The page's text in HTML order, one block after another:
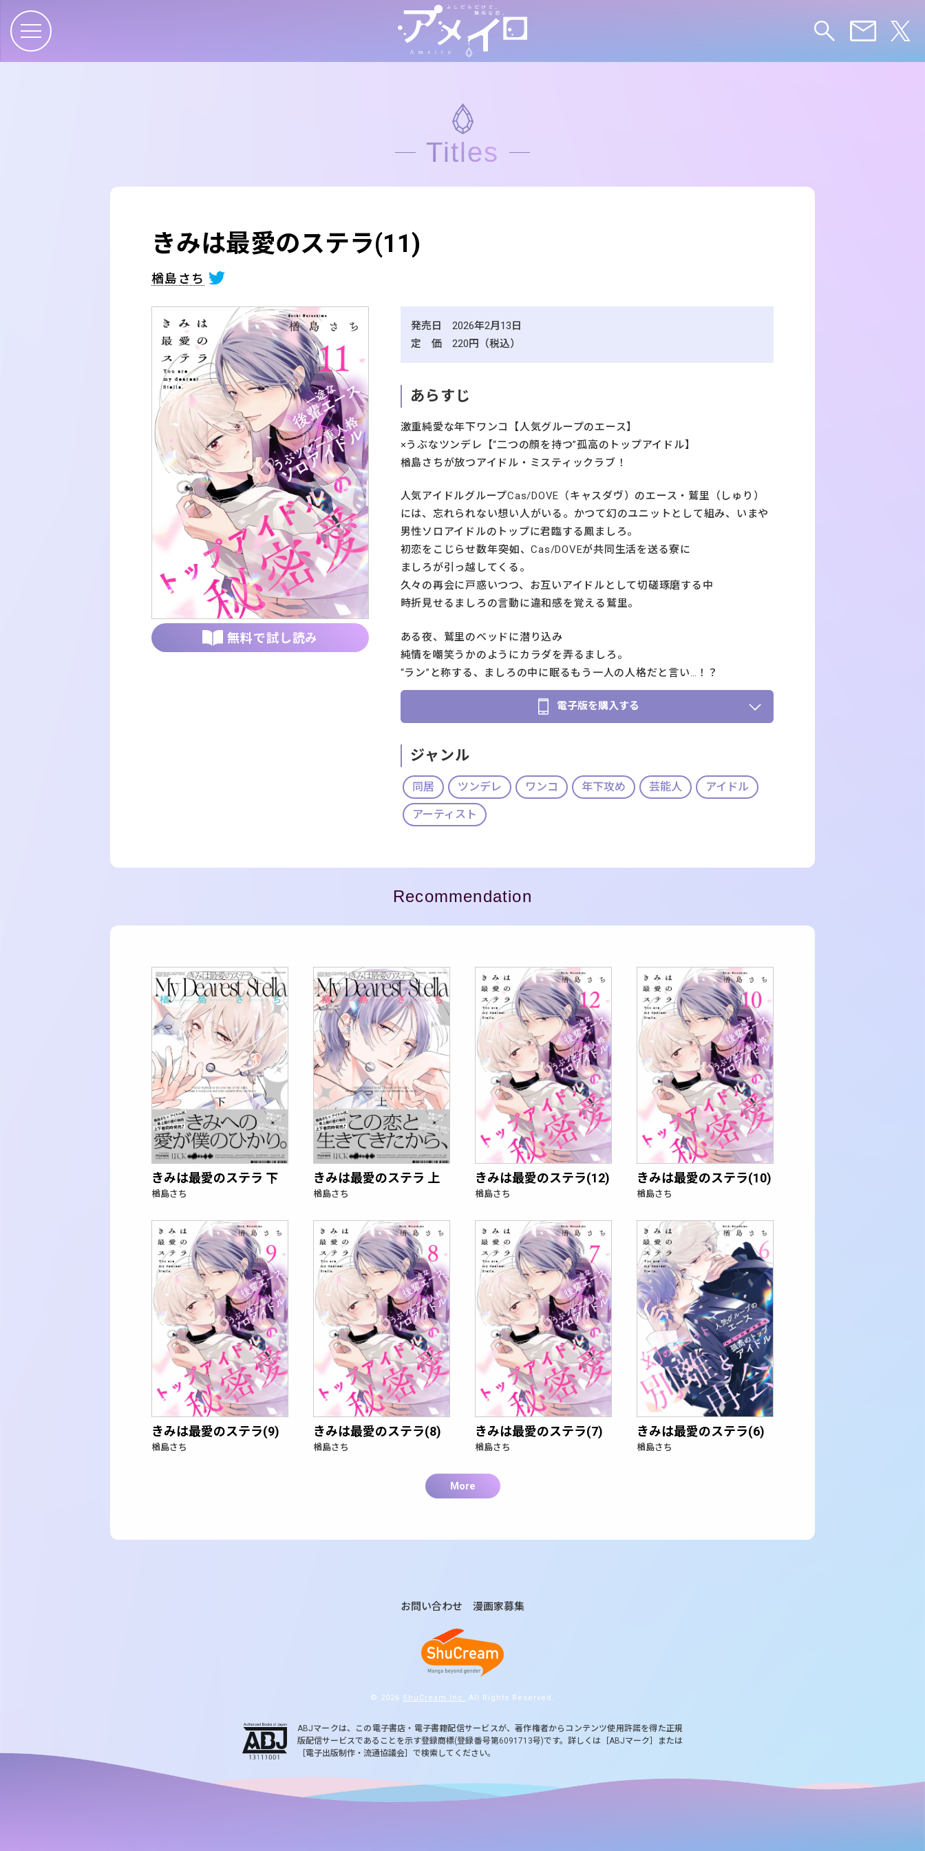
Titles
きみは最愛のステラ(11)
楢島さち
無料で試し読み
発売日 2026年2月13日
定 価 220円（税込）
あらすじ
激重純愛な年下ワンコ【人気グループのエース】
×うぶなツンデレ【“二つの顔を持つ”孤高のトップアイドル】
楢島さちが放つアイドル・ミスティックラブ！
人気アイドルグループCas/DOVE（キャスダヴ）のエース・鷲里（しゅり）
には、忘れられない想い人がいる。かつて幻のユニットとして組み、いまや
男性ソロアイドルのトップに君臨する鳳ましろ。
初恋をこじらせ数年――突如、Cas/DOVEが共同生活を送る寮に
ましろが引っ越してくる。
久々の再会に戸惑いつつ、お互いアイドルとして切磋琢磨する中
時折見せるましろの言動に違和感を覚える鷲里。
ある夜、鷲里のベッドに潜り込み
純情を嘲笑うかのようにカラダを弄るましろ。
“ラン”と称する、ましろの中に眠るもう一人の人格だと言い…！？
電子版を購入する
ジャンル
同居 ツンデレ ワンコ 年下攻め 芸能人 アイドル
アーティスト
Recommendation
きみは最愛のステラ 下
楢島さち
きみは最愛のステラ 上
楢島さち
きみは最愛のステラ(12)
楢島さち
きみは最愛のステラ(10)
楢島さち
きみは最愛のステラ(9)
楢島さち
きみは最愛のステラ(8)
楢島さち
きみは最愛のステラ(7)
楢島さち
きみは最愛のステラ(6)
楢島さち
More
お問い合わせ 漫画家募集
© 2026 ShuCream Inc. All Rights Reserved.
ABJマークは、この電子書店・電子書籍配信サービスが、著作権者からコンテンツ使用許諾を得た正規
版配信サービスであることを示す登録商標(登録番号第6091713号)です。詳しくは［ABJマーク］または
［電子出版制作・流通協議会］で検索してください。